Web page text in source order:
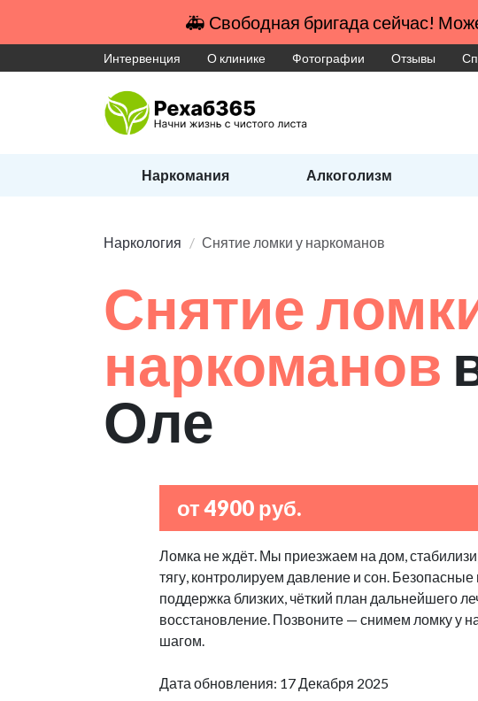
🚑 Свободная бригада сейчас!
Интервенция О клинике Фотографии Отзывы
Наркомания Алкоголизм
Наркология Снятие ломки у наркоманов
Снятие
наркоманов
Оле
от 4900 руб.
Ломка не ждёт. Мы приезжаем на дом,
тягу, контролируем давление и сон.
поддержка близких, чёткий план дальнейшего
восстановление. Позвоните — снимем ломку у
шагом.
Дата обновления: 17 Декабря 2025